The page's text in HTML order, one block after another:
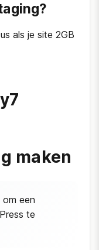
als je site 2GB
maken
om een
te